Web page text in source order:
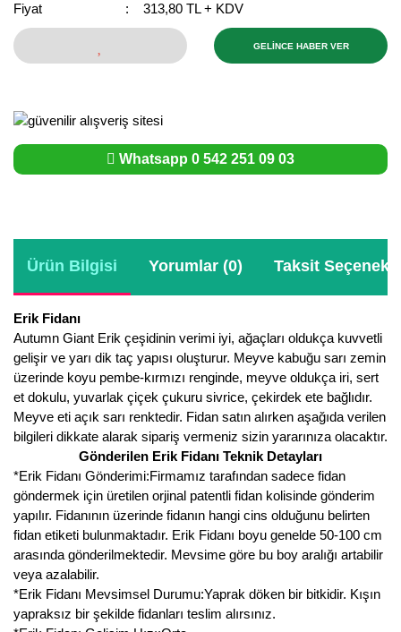
Fiyat
313,80 TL + KDV
GELİNCE HABER VER
Whatsapp 0 542 251 09 03
Ürün Bilgisi Yorumlar (0) Taksit
Erik Fidanı
Autumn Giant Erik çeşidinin verimi iyi, ağaçları oldukça kuvvetli
gelişir ve yarı dik taç yapısı oluşturur. Meyve kabuğu sarı zemin
üzerinde koyu pembe-kırmızı renginde, meyve oldukça iri, sert
et dokulu, yuvarlak çiçek çukuru sivrice, çekirdek ete bağlıdır.
Meyve eti açık sarı renktedir. Fidan satın alırken aşağıda verilen
bilgileri dikkate alarak sipariş vermeniz sizin yararınıza olacaktır.
Gönderilen Erik Fidanı Teknik Detayları
*Erik Fidanı Gönderimi:Firmamız tarafından sadece fidan
göndermek için üretilen orjinal patentli fidan kolisinde gönderim
yapılır. Fidanının üzerinde fidanın hangi cins olduğunu belirten
fidan etiketi bulunmaktadır. Erik Fidanı boyu genelde 50-100 cm
arasında gönderilmektedir. Mevsime göre bu boy aralığı artabilir
veya azalabilir.
*Erik Fidanı Mevsimsel Durumu:Yaprak döken bir bitkidir. Kışın
yapraksız bir şekilde fidanları teslim alırsınız.